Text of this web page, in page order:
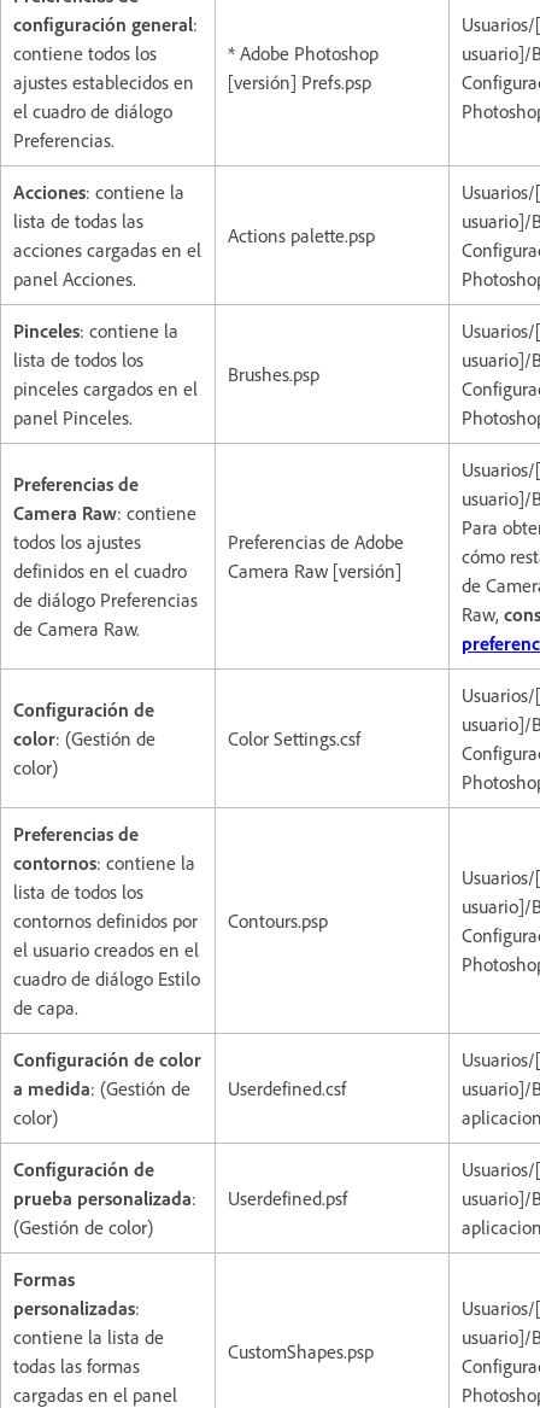
configuración general:
contiene todos los
ajustes establecidos en
el cuadro de diálogo
Preferencias.
* Adobe Photoshop
[versión] Prefs.psp
usuario]/
Acciones: contiene la
lista de todas las
acciones cargadas en el
panel Acciones.
Actions palette.psp
usuario]/
Pinceles: contiene la
lista de todos los
pinceles cargados en el
panel Pinceles.
Brushes.psp
usuario]/
Preferencias de
Camera Raw: contiene
todos los ajustes
definidos en el cuadro
de diálogo Preferencias
de Camera Raw.
Preferencias de Adobe
Camera Raw [versión]
usuario]/
Para
cómo
de
Raw,
Configuración de
color: (Gestión de
color)
Color Settings.csf
usuario]/
Preferencias de
contornos: contiene la
lista de todos los
contornos definidos por
el usuario creados en el
cuadro de diálogo Estilo
de capa.
Contours.psp
usuario]/
Configuración de color
a medida: (Gestión de
color)
Userdefined.csf
usuario]/
Configuración de
prueba personalizada:
(Gestión de color)
Userdefined.psf
usuario]/
Formas
personalizadas:
contiene la lista de
todas las formas
cargadas en el panel
CustomShapes.psp
usuario]/